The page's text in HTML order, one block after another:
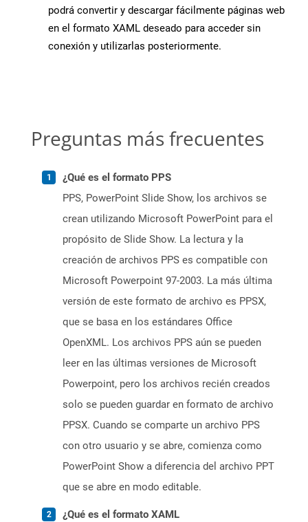
podrá convertir y descargar fácilmente páginas web
en el formato XAML deseado para acceder sin
conexión y utilizarlas posteriormente.
Preguntas más frecuentes
¿Qué es el formato PPS
PPS, PowerPoint Slide Show, los archivos se
crean utilizando Microsoft PowerPoint para el
propósito de Slide Show. La lectura y la
creación de archivos PPS es compatible con
Microsoft Powerpoint 97-2003. La más última
versión de este formato de archivo es PPSX,
que se basa en los estándares Office
OpenXML. Los archivos PPS aún se pueden
leer en las últimas versiones de Microsoft
Powerpoint, pero los archivos recién creados
solo se pueden guardar en formato de archivo
PPSX. Cuando se comparte un archivo PPS
con otro usuario y se abre, comienza como
PowerPoint Show a diferencia del archivo PPT
que se abre en modo editable.
¿Qué es el formato XAML